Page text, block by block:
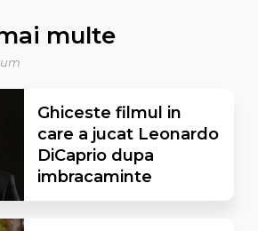
multe
Ghiceste filmul in
care a jucat Leonardo
DiCaprio dupa
imbracaminte